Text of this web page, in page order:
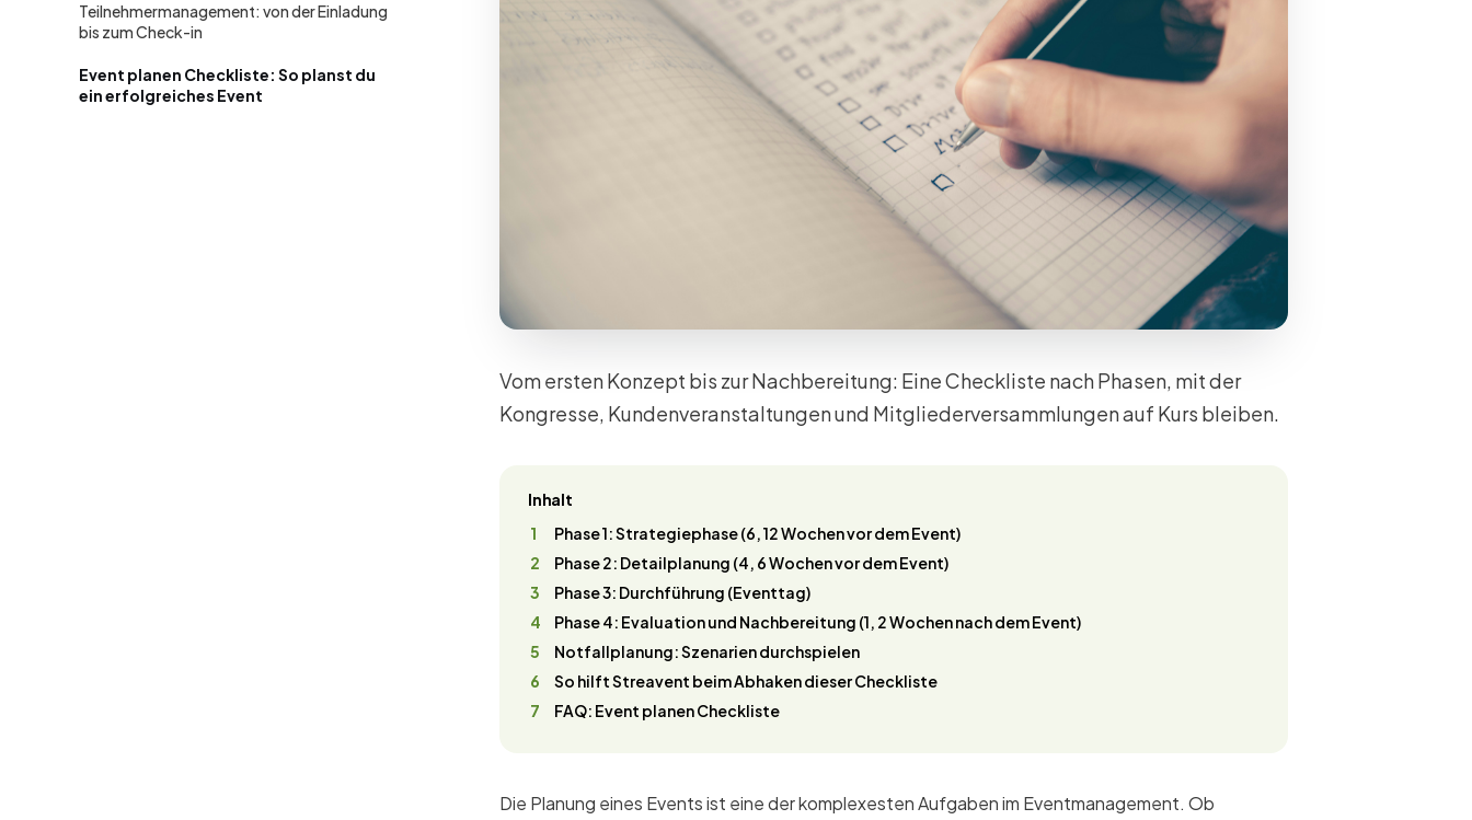
Teilnehmermanagement: von der Einladung
bis zum Check-in
Event planen Checkliste: So planst du
ein erfolgreiches Event
Vom ersten Konzept bis zur Nachbereitung: Eine Checkliste nach Phasen, mit der
Kongresse, Kundenveranstaltungen und Mitgliederversammlungen auf Kurs bleiben.
Inhalt
Phase 1: Strategiephase (6, 12 Wochen vor dem Event)
Phase 2: Detailplanung (4, 6 Wochen vor dem Event)
Phase 3: Durchführung (Eventtag)
Phase 4: Evaluation und Nachbereitung (1, 2 Wochen nach dem Event)
Notfallplanung: Szenarien durchspielen
So hilft Streavent beim Abhaken dieser Checkliste
FAQ: Event planen Checkliste
Die Planung eines Events ist eine der komplexesten Aufgaben im Eventmanagement. Ob